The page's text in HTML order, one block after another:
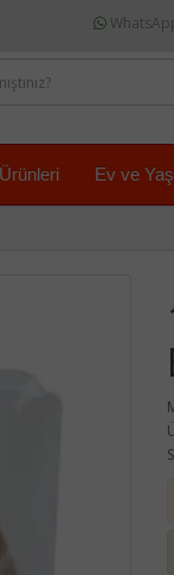
Ev ve